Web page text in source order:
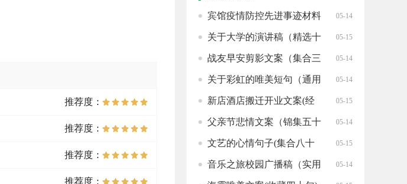
推荐度：
推荐度：
推荐度：
推荐度：
宾馆疫情防控先进事迹材料
05-14
关于大学的演讲稿（精选十
05-15
战友早安剪影文案（集合三
05-14
关于彩虹的唯美短句（通用
05-14
新店酒店搬迁开业文案(经
05-15
父亲节悲情文案（锦集五十
05-14
文艺的心情句子(集合八十
05-15
音乐之旅校园广播稿（实用
05-14